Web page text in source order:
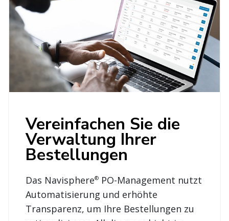
Vereinfachen Sie die
Verwaltung Ihrer
Bestellungen
Automatisierung und erhöhte
Transparenz, um Ihre Bestellungen zu
rationalisieren. All dies geschieht in